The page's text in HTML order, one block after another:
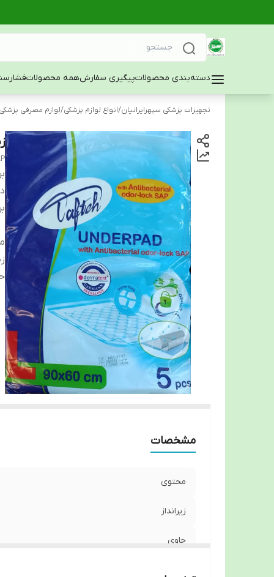
دسته‌بندی محصولاتپیگیری سفارشهمه محصولات
تجهیزات پزشکی سپهرایرانیان/انواع لوازم پزشکی/لوازم مصرفی پزشکی
مشخصات
محتوی
زیرانداز
حاوی